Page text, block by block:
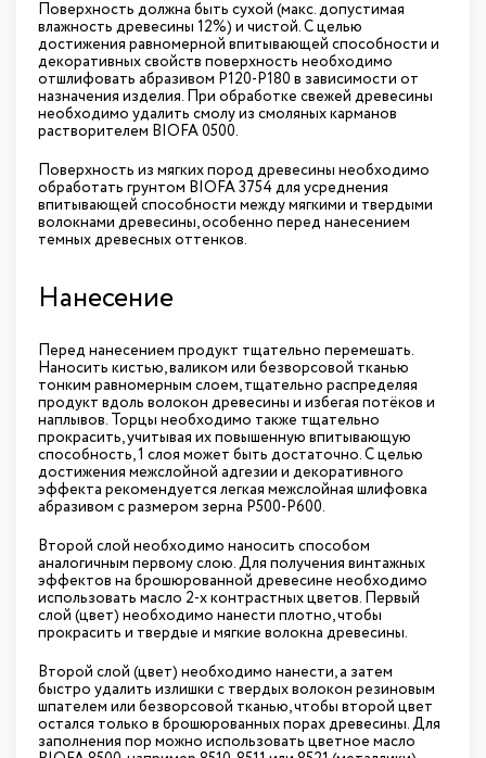
Поверхность должна быть сухой (макс. допустимая
влажность древесины 12%) и чистой. С целью
достижения равномерной впитывающей способности и
декоративных свойств поверхность необходимо
отшлифовать абразивом P120-P180 в зависимости от
назначения изделия. При обработке свежей древесины
необходимо удалить смолу из смоляных карманов
растворителем BIOFA 0500.
Поверхность из мягких пород древесины необходимо
обработать грунтом BIOFA 3754 для усреднения
впитывающей способности между мягкими и твердыми
волокнами древесины, особенно перед нанесением
темных древесных оттенков.
Нанесение
Перед нанесением продукт тщательно перемешать.
Наносить кистью, валиком или безворсовой тканью
тонким равномерным слоем, тщательно распределяя
продукт вдоль волокон древесины и избегая потёков и
наплывов. Торцы необходимо также тщательно
прокрасить, учитывая их повышенную впитывающую
способность, 1 слоя может быть достаточно. С целью
достижения межслойной адгезии и декоративного
эффекта рекомендуется легкая межслойная шлифовка
абразивом с размером зерна P500-P600.
Второй слой необходимо наносить способом
аналогичным первому слою. Для получения винтажных
эффектов на брошюрованной древесине необходимо
использовать масло 2-х контрастных цветов. Первый
слой (цвет) необходимо нанести плотно, чтобы
прокрасить и твердые и мягкие волокна древесины.
Второй слой (цвет) необходимо нанести, а затем
быстро удалить излишки с твердых волокон резиновым
шпателем или безворсовой тканью, чтобы второй цвет
остался только в брошюрованных порах древесины. Для
заполнения пор можно использовать цветное масло